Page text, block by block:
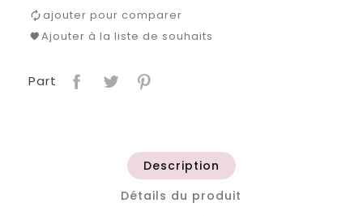
ajouter pour comparer
Ajouter à la liste de souhaits
Part
Description
Détails du produit